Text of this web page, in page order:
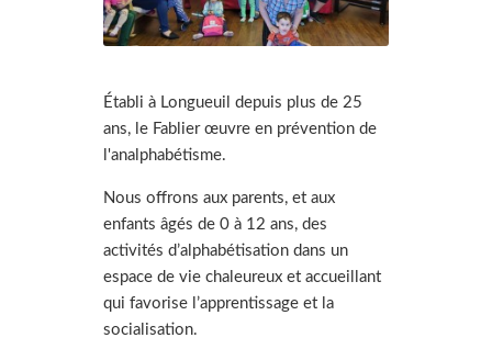
Établi à Longueuil depuis plus de 25
ans, le Fablier œuvre en prévention de
l'analphabétisme.
Nous offrons aux parents, et aux
enfants âgés de 0 à 12 ans, des
activités d’alphabétisation dans un
espace de vie chaleureux et accueillant
qui favorise l’apprentissage et la
socialisation.